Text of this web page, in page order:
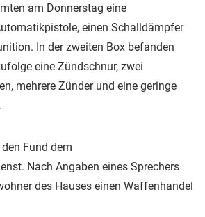
am Donnerstag eine
einen Schalldämpfer
In der zweiten Box befanden
eine Zündschnur, zwei
mehrere Zünder und eine geringe
Fund dem
Nach Angaben eines Sprechers
des Hauses einen Waffenhandel